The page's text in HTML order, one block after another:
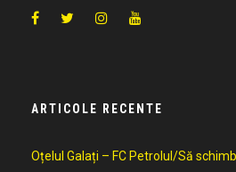
ARTICOLE RECENTE
Oțelul Galați – FC Petrolul/Să